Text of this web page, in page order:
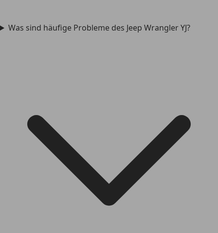
Was sind häufige Probleme des Jeep Wrangler YJ?